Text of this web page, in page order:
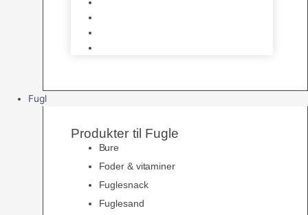
Fugl
Produkter til Fugle
Bure
Foder & vitaminer
Fuglesnack
Fuglesand